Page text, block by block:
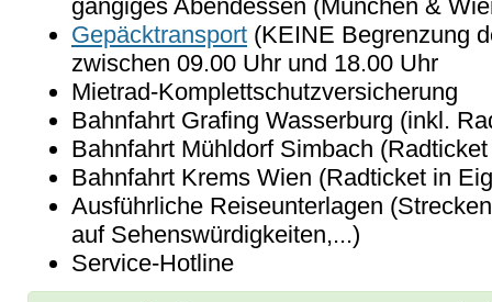
gängiges Abendessen (München &
Gepäcktransport (KEINE Begrenzung
zwischen 09.00 Uhr und 18.00 Uhr
Mietrad-Komplettschutzversicherung
Bahnfahrt Grafing Wasserburg (inkl.
Bahnfahrt Mühldorf Simbach
Bahnfahrt Krems Wien (Radticket in
Ausführliche Reiseunterlagen
auf Sehenswürdigkeiten,...)
Service-Hotline